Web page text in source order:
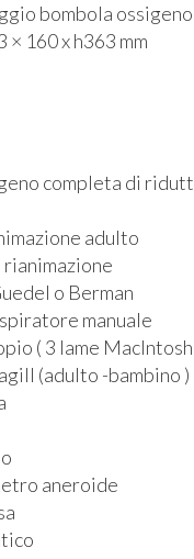
bombola ossigeno
× 160 x h363 mm
completa di
adulto
rianimazione
o Berman
manuale
( 3 lame MacIntosh
(adulto -bambino )
aneroide